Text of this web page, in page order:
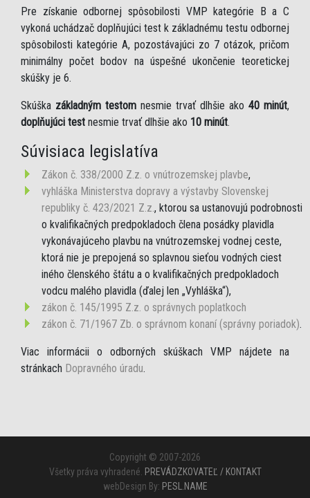
Pre získanie odbornej spôsobilosti VMP kategórie B a C
vykoná uchádzač doplňujúci test k základnému testu odbornej
spôsobilosti kategórie A, pozostávajúci zo 7 otázok, pričom
minimálny počet bodov na úspešné ukončenie teoretickej
skúšky je 6.
Skúška základným testom nesmie trvať dlhšie ako 40 minút,
doplňujúci test nesmie trvať dlhšie ako 10 minút.
Súvisiaca legislatíva
Zákon č. 338/2000 Z.z. o vnútrozemskej plavbe,
vyhláška Ministerstva dopravy a výstavby Slovenskej
republiky č. 423/2021 Z.z., ktorou sa ustanovujú podrobnosti
o kvalifikačných predpokladoch člena posádky plavidla
vykonávajúceho plavbu na vnútrozemskej vodnej ceste,
ktorá nie je prepojená so splavnou sieťou vodných ciest
iného členského štátu a o kvalifikačných predpokladoch
vodcu malého plavidla (ďalej len „Vyhláška“),
zákon č. 145/1995 Z.z. o správnych poplatkoch
zákon č. 71/1967 Zb. o správnom konaní (správny poriadok).
Viac informácii o odborných skúškach VMP nájdete na
stránkach Dopravného úradu.
Copyright © 2007-2026
Všetky práva vyhradené. PREVÁDZKOVATEĽ / KONTAKT
webDesign By: PESL.NAME